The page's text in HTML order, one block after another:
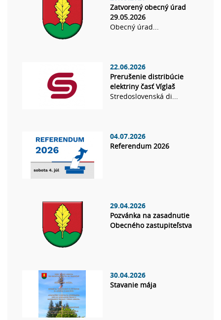
Zatvorený obecný úrad
29.05.2026
Obecný úrad...
22.06.2026
Prerušenie distribúcie
elektriny časť Víglaš
Stredoslovenská di...
04.07.2026
Referendum 2026
29.04.2026
Pozvánka na zasadnutie
Obecného zastupiteľstva
30.04.2026
Stavanie mája